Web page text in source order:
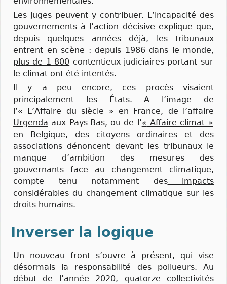
Les juges peuvent y contribuer. L’incapacité des
gouvernements à l’action décisive explique que,
depuis quelques années déjà, les tribunaux
entrent en scène : depuis 1986 dans le monde,
plus de 1 800 contentieux judiciaires portant sur
le climat ont été intentés.
Il y a peu encore, ces procès visaient
principalement les États. A l’image de
l’« L’Affaire du siècle » en France, de l’affaire
Urgenda aux Pays-Bas, ou de l’« Affaire climat »
en Belgique, des citoyens ordinaires et des
associations dénoncent devant les tribunaux le
manque d’ambition des mesures des
gouvernants face au changement climatique,
compte tenu notamment desimpacts
considérables du changement climatique sur les
droits humains.
Inverser la logique
Un nouveau front s’ouvre à présent, qui vise
désormais la responsabilité des pollueurs. Au
début de l’année 2020, quatorze collectivités